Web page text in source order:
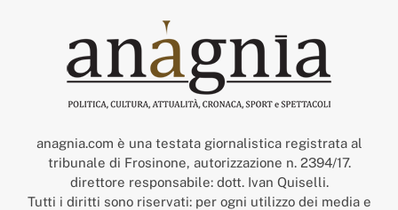
anagnia.com è una testata giornalistica registrata al
tribunale di Frosinone, autorizzazione n. 2394/17.
direttore responsabile: dott. Ivan Quiselli.
Tutti i diritti sono riservati: per ogni utilizzo dei media e